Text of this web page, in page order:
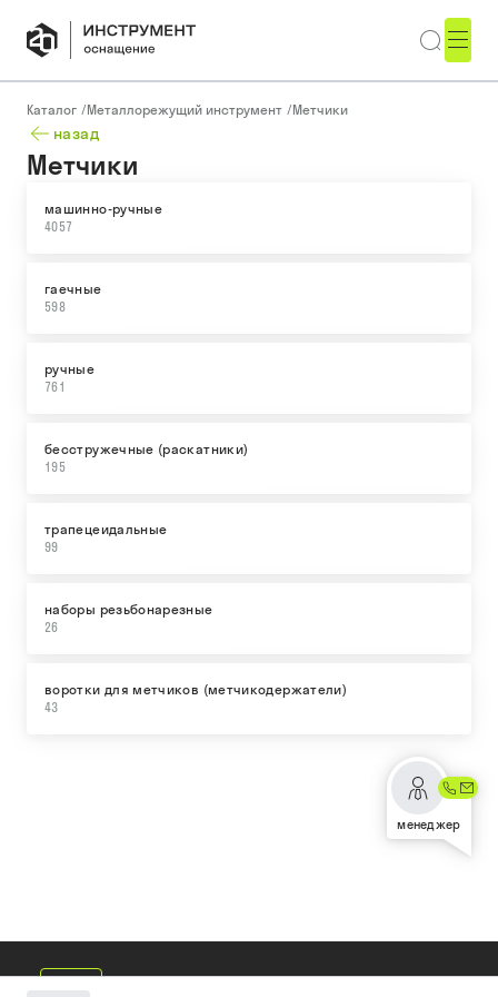
Каталог /Металлорежущий инструмент /Метчики
назад
Метчики
машинно-ручные
4057
гаечные
598
ручные
761
бесстружечные (раскатники)
195
трапецеидальные
99
наборы резьбонарезные
26
воротки для метчиков (метчикодержатели)
43
менеджер